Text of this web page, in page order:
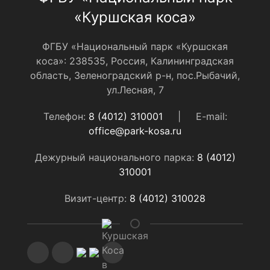
«Куршская коса»
ФГБУ «Национальный парк «Куршская
коса»: 238535, Россия, Калининградская
область, Зеленоградский р-н, пос.Рыбачий,
ул.Лесная, 7
Телефон: 8 (4012) 310001
E-mail:
office@park-kosa.ru
Дежурный национального парка: 8 (4012)
310001
Визит-центр: 8 (4012) 310028